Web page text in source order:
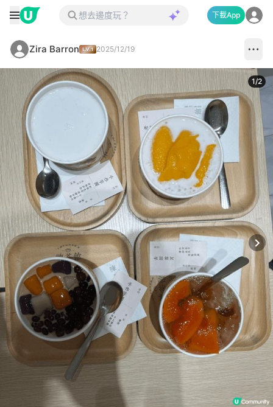
下載App
Zira Barron 2025/12/19
1/2